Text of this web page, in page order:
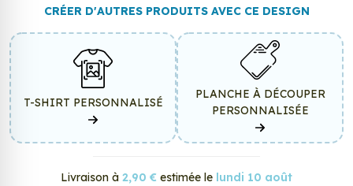
CRÉER D'AUTRES PRODUITS AVEC CE DESIGN
T-SHIRT PERSONNALISÉ
PLANCHE À DÉCOUPER
PERSONNALISÉE
Livraison à 2,90 € estimée le lundi 10 août